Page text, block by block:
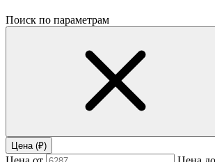
Поиск по параметрам
Цена (₽)